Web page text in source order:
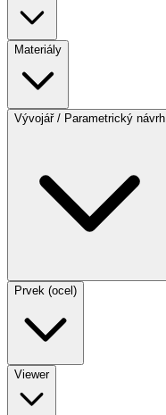
Materiály
Vývojář / Parametrický návrh
Prvek (ocel)
Viewer